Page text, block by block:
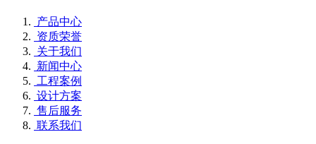
产品中心
资质荣誉
关于我们
新闻中心
工程案例
设计方案
售后服务
联系我们